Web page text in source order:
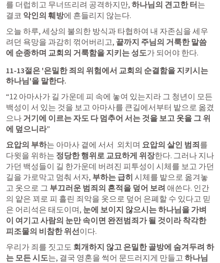
를 더럽히고 무너뜨리려 공격하지만, 하나님의 견고한 터는
결코 악인의 훼방에 흔들리지 않는다.
오늘 하루, 세상의 불의한 방식과 타협하여 내 자존심을 세우
려던 욕망을 과감히 꺾어버리고, 끝까지 주님의 거룩한 말씀
에 순종하며 교회의 거룩함을 지키는 성도가 되어야 한다.
11-13절은 '은밀한 죄의 위험에서 교회의 순결함을 지키시는
하나님'을 말한다.
“12 아마사가 길 가운데 피 속에 놓여 있는지라 그 청년이 모든
백성이 서 있는 것을 보고 아마사를 큰길에서부터 밭으로 옮겼
으나 거기에 이르는 자도 다 멈추어 서는 것을 보고 옷을 그 위
에 덮으니라”
요압의 부하는 아마사 곁에 서서  외치며 요압의 살인 범죄를
다윗을 위하는 정당한 행위로 교묘하게 위장한다. 그러나 지나
가던 백성들이 길 한가운데 버려진 피투성이 시체를 보고 가던
길을 가로막고 멈춰 서자, 부하는 급히 시체를 밭으로 옮겨놓
고 옷으로 그 부끄러운 범죄의 흔적을 덮어 보려 애쓴다. 인간
의 얕은 꾀로 피 흘린 죄악을 옷으로 덮어 은폐할 수 있다고 믿
은 어리석은 태도이며, 눈에 보이지 않으시는 하나님을 가벼
이 여기고 사람의 눈만 속이면 완전범죄가 될 것이라 착각한
피조물의 비참한 위선이다.
우리가 죄를 짓고도 회개하지 않고 은밀한 골방에 숨겨두려 하
는 모든 시도는, 결국 영혼을 썩어 문드러지게 만들고 하나님